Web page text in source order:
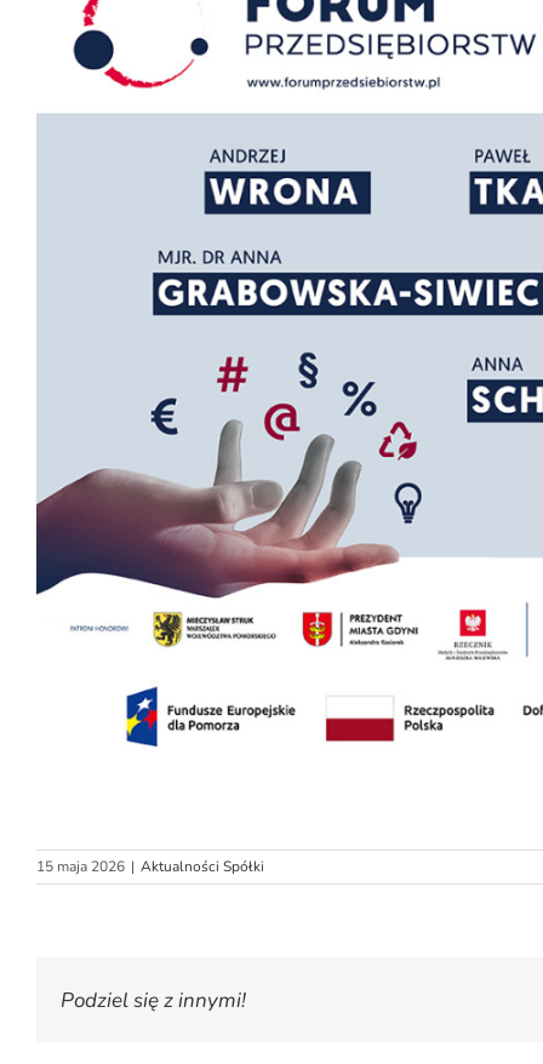
15 maja 2026 | Aktualności Spółki
Podziel się z innymi!